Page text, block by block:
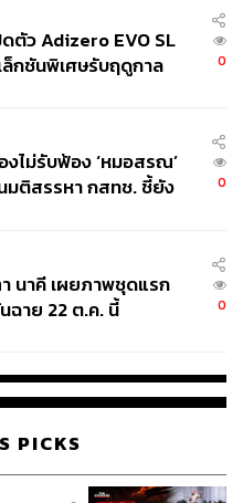
การ หากพบข้อเท็จจริงก็
ที่เกี่ยวข้องกับการศึกษาใน
ม หากไม่ได้รับการแก้ไข
ยิง สส. จะมีการตัดตอน
อาจยังไม่สามารถเปิดเผย
งอยู่ระหว่างดำเนินการและ
รบ
บให้ดำเนินการตาม
ห้กับประชาชนว่า ไม่ว่าใคร
ลี่ยงหรือได้รับการยกเว้น
ตัว Adizero EVO SL
ล็กชันพิเศษรับฤดูกาล
0
งไม่รับฟ้อง ‘หมอสรณ’
มติสรรหา กสทช. ชี้ยัง
0
นาคี เผยภาพชุดแรก
ฉาย 22 ต.ค. นี้
0
PICKS